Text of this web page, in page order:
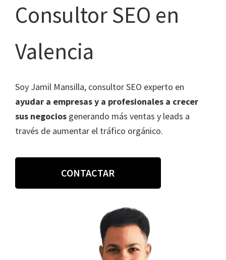
Consultor SEO en
Valencia
Soy Jamil Mansilla, consultor SEO experto en
ayudar a empresas y a profesionales a crecer
sus negocios generando más ventas y leads a
través de aumentar el tráfico orgánico.
CONTACTAR